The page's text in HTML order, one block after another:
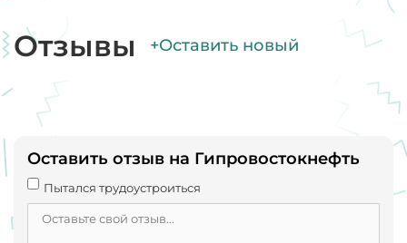
Отзывы +Оставить новый
Оставить отзыв на Гипровостокнефть
Пытался трудоустроиться